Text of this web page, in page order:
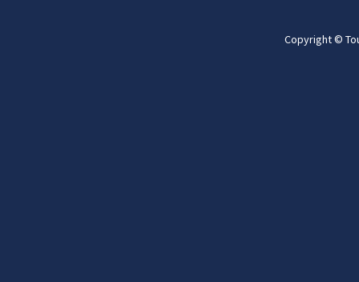
Copyright ©